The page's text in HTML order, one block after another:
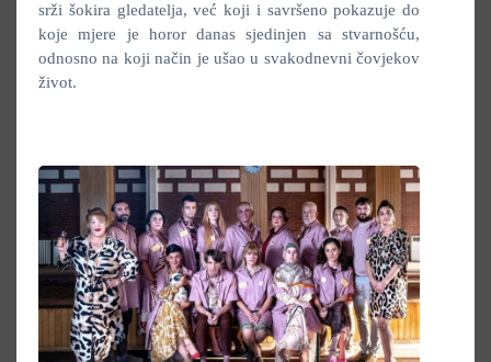
srži šokira gledatelja, već koji i savršeno pokazuje do
koje mjere je horor danas sjedinjen sa stvarnošću,
odnosno na koji način je ušao u svakodnevni čovjekov
život.